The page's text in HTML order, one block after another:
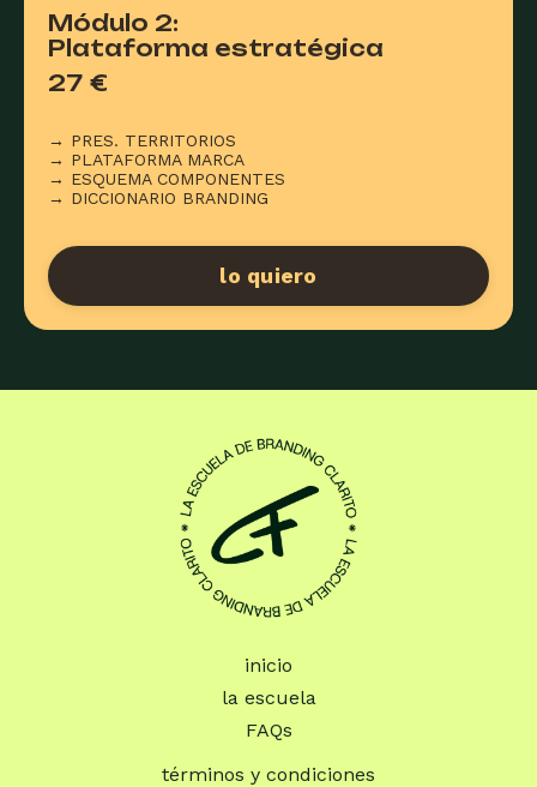
Módulo 2:
Plataforma estratégica
27 €
→ PRES. TERRITORIOS
→ PLATAFORMA MARCA
→ ESQUEMA COMPONENTES
→ DICCIONARIO BRANDING
lo quiero
inicio
la escuela
FAQs
términos y condiciones